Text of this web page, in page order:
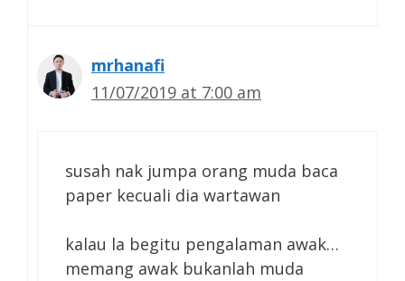
mrhanafi
11/07/2019 at 7:00 am
susah nak jumpa orang muda baca
paper kecuali dia wartawan
kalau la begitu pengalaman awak…
memang awak bukanlah muda